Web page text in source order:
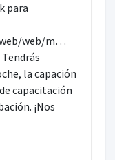
para
web/m…
Tendrás
la capación
capacitación
¡Nos